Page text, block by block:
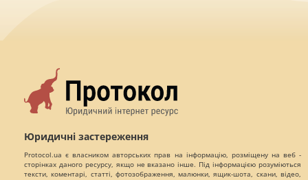
Юридичні застереження
Protocol.ua є власником авторських прав на інформацію, розміщену на веб -
сторінках даного ресурсу, якщо не вказано інше. Під інформацією розуміються
тексти, коментарі, статті, фотозображення, малюнки, ящик-шота, скани, відео,